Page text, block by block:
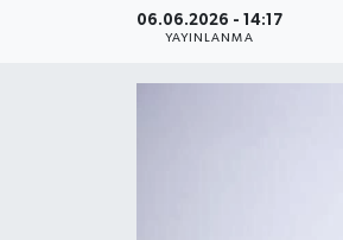
06.06.2026 - 14:17
YAYINLANMA